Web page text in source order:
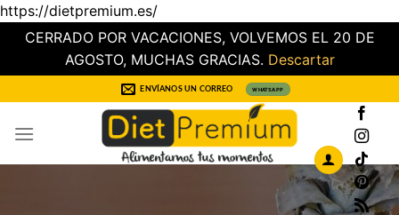
https://dietpremium.es/
CERRADO POR VACACIONES, VOLVEMOS EL 20 DE
AGOSTO, MUCHAS GRACIAS. Descartar
al
contenido
ENVÍANOS UN CORREO WHATSAPP